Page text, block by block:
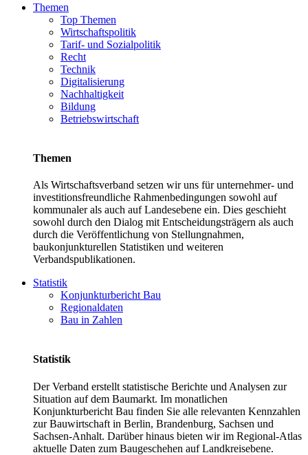
Themen
Top Themen
Wirtschaftspolitik
Tarif- und Sozialpolitik
Recht
Technik
Digitalisierung
Nachhaltigkeit
Bildung
Betriebswirtschaft
Themen
Als Wirtschaftsverband setzen wir uns für unternehmer- und
investitionsfreundliche Rahmenbedingungen sowohl auf
kommunaler als auch auf Landesebene ein. Dies geschieht
sowohl durch den Dialog mit Entscheidungsträgern als auch
durch die Veröffentlichung von Stellungnahmen,
baukonjunkturellen Statistiken und weiteren
Verbandspublikationen.
Statistik
Konjunkturbericht Bau
Regionaldaten
Bau in Zahlen
Statistik
Der Verband erstellt statistische Berichte und Analysen zur
Situation auf dem Baumarkt. Im monatlichen
Konjunkturbericht Bau finden Sie alle relevanten Kennzahlen
zur Bauwirtschaft in Berlin, Brandenburg, Sachsen und
Sachsen-Anhalt. Darüber hinaus bieten wir im Regional-Atlas
aktuelle Daten zum Baugeschehen auf Landkreisebene.